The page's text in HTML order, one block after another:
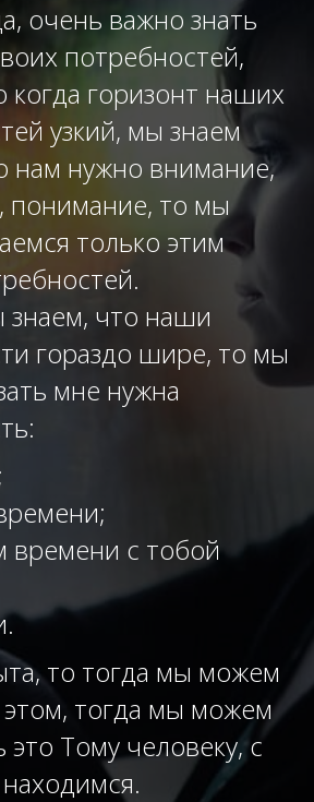
что всегда есть кто-то
внутренний раскол и
упадок сил, или у
реанимировать отношения
ОТПУСТИТЬ ЧЕЛОВЕКА?
внутреннего подавления
хочу
очень важно знать
потребностей,
когда горизонт наших
узкий, мы знаем
нам нужно внимание,
понимание, то мы
только этим
знаем, что наши
гораздо шире, то мы
мне нужна
с тобой
то тогда мы можем
тогда мы можем
Тому человеку, с